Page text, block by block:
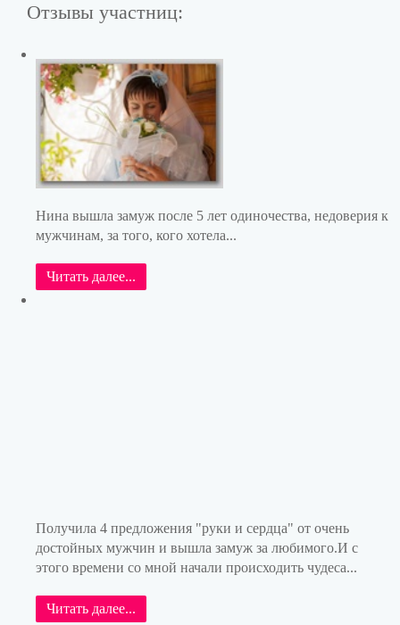
Отзывы участниц:
Нина вышла замуж после 5 лет одиночества, недоверия к
мужчинам, за того, кого хотела...
Читать далее...
Получила 4 предложения "руки и сердца" от очень
достойных мужчин и вышла замуж за любимого.И с
этого времени со мной начали происходить чудеса...
Читать далее...